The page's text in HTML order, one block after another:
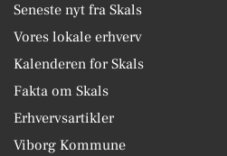
Seneste nyt fra Skals
Vores lokale erhverv
Kalenderen for Skals
Fakta om Skals
Erhvervsartikler
Viborg Kommune